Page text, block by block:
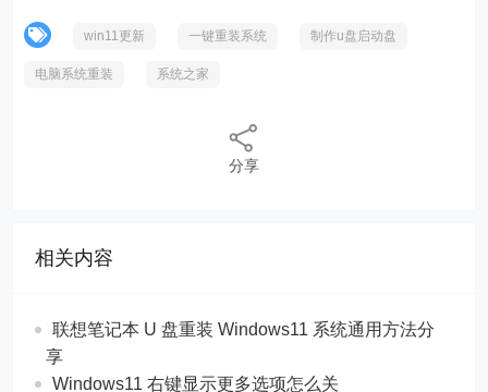
win11更新 一键重装系统 制作u盘启动盘
电脑系统重装 系统之家
分享
相关内容
联想笔记本 U 盘重装 Windows11 系统通用方法分
享
Windows11 右键显示更多选项怎么关